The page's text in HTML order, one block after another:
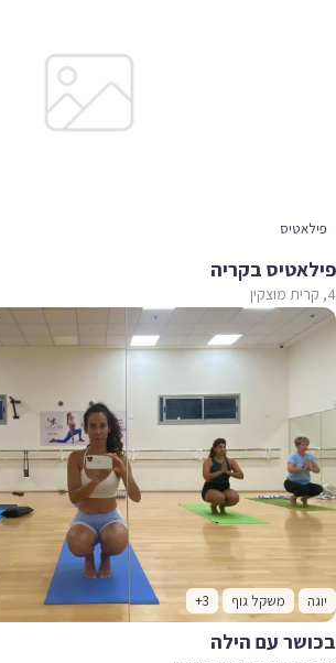
פילאטיס
פילאטיס בקריה
4, קרית מוצקין
יוגה משקל גוף +3
בכושר עם הילה